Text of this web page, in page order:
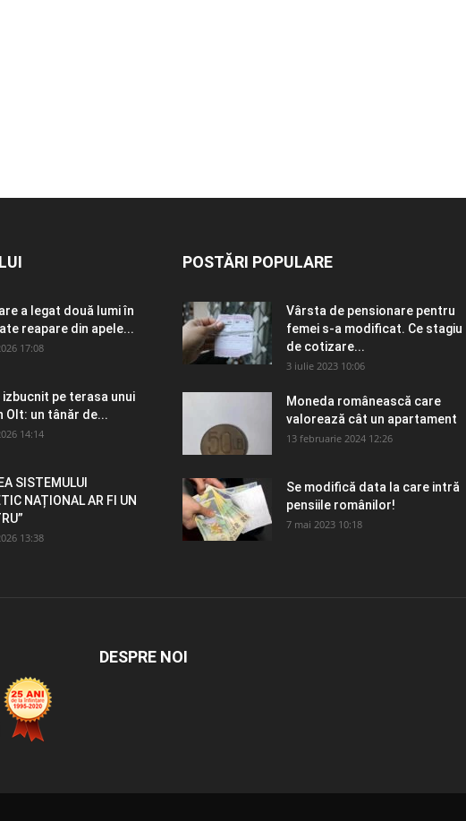
a legat două lumi în
reapare din apele...
17:08
pe terasa unui
Olt: un tânăr de...
14:14
SISTEMULUI
NAȚIONAL AR FI UN
13:38
POSTĂRI POPULARE
Vârsta de pensionare pentru
femei s-a modificat. Ce stagiu
de cotizare...
3 iulie 2023 10:06
Moneda românească care
valorează cât un apartament
13 februarie 2024 12:26
Se modifică data la care intră
pensiile românilor!
7 mai 2023 10:18
DESPRE NOI